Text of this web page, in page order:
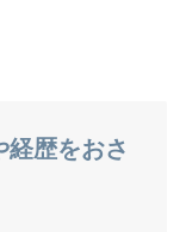
歴をおさ